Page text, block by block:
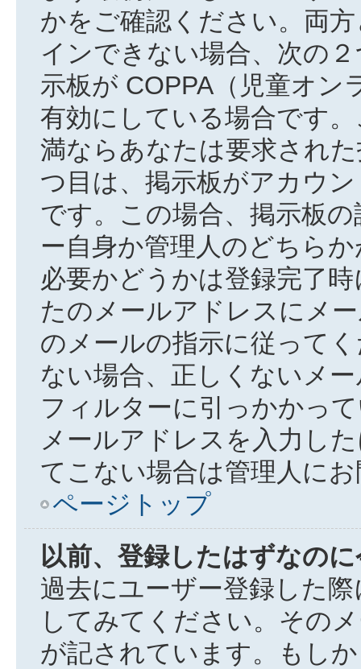
かをご確認ください。両
インできない場合、次の
示板が COPPA（児童オン
有効にしている場合です
満ならあなたは要求され
つ目は、掲示板がアカウ
です。この場合、掲示板
ー自身か管理人のどちら
必要かどうかは登録完了
たのメールアドレスにメ
のメールの指示に従って
ない場合、正しくないメ
フィルターに引っかかっ
メールアドレスを入力し
てこない場合は管理人に
ページトップ
以前、登録したはずなの
過去にユーザー登録した
してみてください。その
が記されています。もし